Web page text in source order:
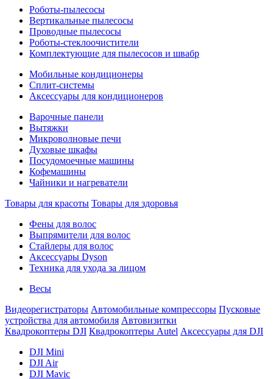
Роботы-пылесосы
Вертикальные пылесосы
Проводные пылесосы
Роботы-стеклоочистители
Комплектующие для пылесосов и швабр
Мобильные кондиционеры
Сплит-системы
Аксессуары для кондиционеров
Варочные панели
Вытяжки
Микроволновые печи
Духовые шкафы
Посудомоечные машины
Кофемашины
Чайники и нагреватели
Товары для красоты Товары для здоровья
Фены для волос
Выпрямители для волос
Стайлеры для волос
Аксессуары Dyson
Техника для ухода за лицом
Весы
Видеорегистраторы Автомобильные компрессоры Пусковые
устройства для автомобиля Автовизитки
Квадрокоптеры DJI Квадрокоптеры Autel Аксессуары для DJI
DJI Mini
DJI Air
DJI Mavic